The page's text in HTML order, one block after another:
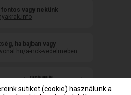
fontos vagy nekünk
ha bajban vagy
a-nok-vedelmeben
sütiket (cookie) használunk a